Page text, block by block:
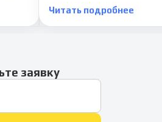
Читать подробнее
заявку